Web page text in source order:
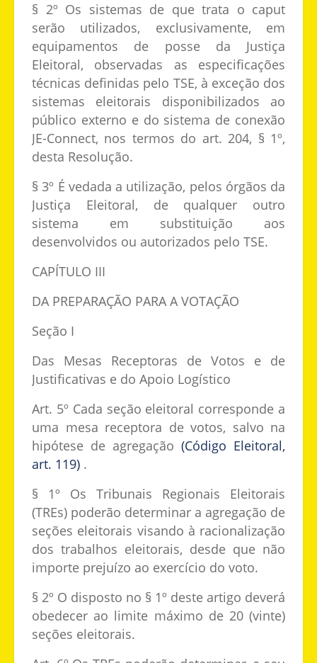
§ 2º Os sistemas de que trata o caput
serão utilizados, exclusivamente, em
equipamentos de posse da Justiça
Eleitoral, observadas as especificações
técnicas definidas pelo TSE, à exceção dos
sistemas eleitorais disponibilizados ao
público externo e do sistema de conexão
JE-Connect, nos termos do art. 204, § 1º,
desta Resolução.
§ 3º É vedada a utilização, pelos órgãos da
Justiça Eleitoral, de qualquer outro
sistema em substituição aos
desenvolvidos ou autorizados pelo TSE.
CAPÍTULO III
DA PREPARAÇÃO PARA A VOTAÇÃO
Seção I
Das Mesas Receptoras de Votos e de
Justificativas e do Apoio Logístico
Art. 5º Cada seção eleitoral corresponde a
uma mesa receptora de votos, salvo na
hipótese de agregação (Código Eleitoral,
art. 119) .
§ 1º Os Tribunais Regionais Eleitorais
(TREs) poderão determinar a agregação de
seções eleitorais visando à racionalização
dos trabalhos eleitorais, desde que não
importe prejuízo ao exercício do voto.
§ 2º O disposto no § 1º deste artigo deverá
obedecer ao limite máximo de 20 (vinte)
seções eleitorais.